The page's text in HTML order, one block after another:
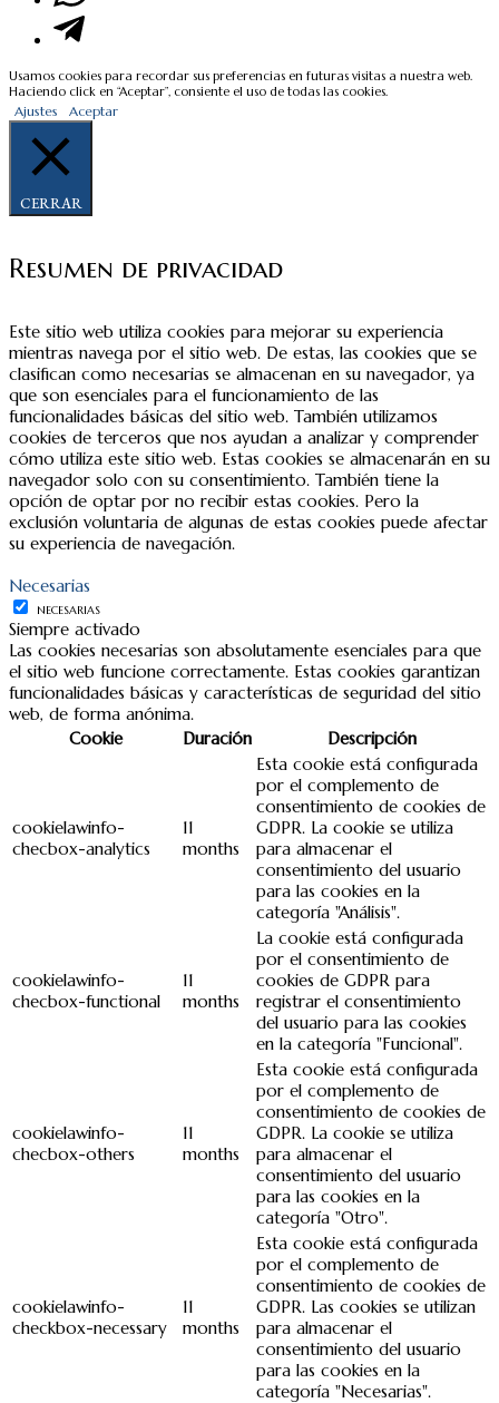
Usamos cookies para recordar sus preferencias en futuras visitas a nuestra web.
Haciendo click en “Aceptar”, consiente el uso de todas las cookies.
Ajustes Aceptar
CERRAR
Resumen de privacidad
Este sitio web utiliza cookies para mejorar su experiencia
mientras navega por el sitio web. De estas, las cookies que se
clasifican como necesarias se almacenan en su navegador, ya
que son esenciales para el funcionamiento de las
funcionalidades básicas del sitio web. También utilizamos
cookies de terceros que nos ayudan a analizar y comprender
cómo utiliza este sitio web. Estas cookies se almacenarán en su
navegador solo con su consentimiento. También tiene la
opción de optar por no recibir estas cookies. Pero la
exclusión voluntaria de algunas de estas cookies puede afectar
su experiencia de navegación.
Necesarias
NECESARIAS
Siempre activado
Las cookies necesarias son absolutamente esenciales para que
el sitio web funcione correctamente. Estas cookies garantizan
funcionalidades básicas y características de seguridad del sitio
web, de forma anónima.
Cookie
Duración Descripción
cookielawinfo-
checbox-analytics
11
months
Esta cookie está configurada
por el complemento de
consentimiento de cookies de
GDPR. La cookie se utiliza
para almacenar el
consentimiento del usuario
para las cookies en la
categoría "Análisis".
cookielawinfo-
checbox-functional
11
months
La cookie está configurada
por el consentimiento de
cookies de GDPR para
registrar el consentimiento
del usuario para las cookies
en la categoría "Funcional".
cookielawinfo-
checbox-others
11
months
Esta cookie está configurada
por el complemento de
consentimiento de cookies de
GDPR. La cookie se utiliza
para almacenar el
consentimiento del usuario
para las cookies en la
categoría "Otro".
cookielawinfo-
checkbox-necessary
11
months
Esta cookie está configurada
por el complemento de
consentimiento de cookies de
GDPR. Las cookies se utilizan
para almacenar el
consentimiento del usuario
para las cookies en la
categoría "Necesarias".